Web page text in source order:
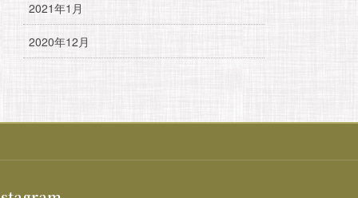
2021年1月
2020年12月